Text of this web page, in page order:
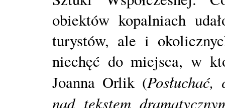
obiektów kopalniach
turystów, ale i
niechęć do miejsca, w
Joanna Orlik (
nad tekstem